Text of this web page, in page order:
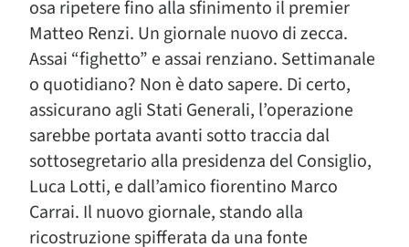
osa ripetere fino alla sfinimento il premier
Matteo Renzi. Un giornale nuovo di zecca.
Assai “fighetto” e assai renziano. Settimanale
o quotidiano? Non è dato sapere. Di certo,
assicurano agli Stati Generali, l’operazione
sarebbe portata avanti sotto traccia dal
sottosegretario alla presidenza del Consiglio,
Luca Lotti, e dall’amico fiorentino Marco
Carrai. Il nuovo giornale, stando alla
ricostruzione spifferata da una fonte